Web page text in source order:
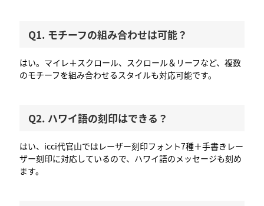
Q1. モチーフの組み合わせは可能？
はい。マイレ＋スクロール、スクロール＆リーフなど、複数
のモチーフを組み合わせるスタイルも対応可能です。
Q2. ハワイ語の刻印はできる？
はい、icci代官山ではレーザー刻印フォント7種＋手書きレー
ザー刻印に対応しているので、ハワイ語のメッセージも刻め
ます。